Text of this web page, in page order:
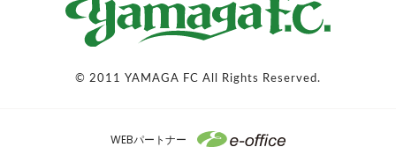
© 2011 YAMAGA FC All Rights Reserved.
WEBパートナー